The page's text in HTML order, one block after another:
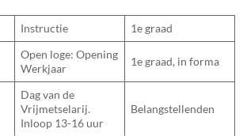
Instructie 1e graad
Open loge: Opening
Werkjaar
1e graad, in forma
Dag van de
Vrijmetselarij.
Inloop 13-16 uur
Belangstellenden